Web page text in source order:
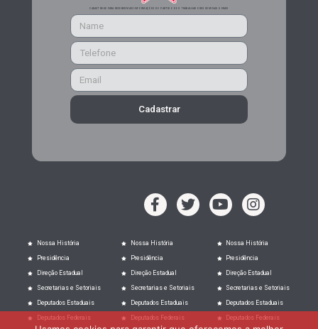
CADASTRE-SE PARA RECEBER MAIS INFORMAÇÕES DO PARTIDO DOS TRABALHADORES DE MINAS GERAIS
Cadastrar
Nossa História
Presidência
Direção Estadual
Secretarias e Setoriais
Deputados Estaduais
Deputados Federais
Nossa História
Presidência
Direção Estadual
Secretarias e Setoriais
Deputados Estaduais
Deputados Federais
Nossa História
Presidência
Direção Estadual
Secretarias e Setoriais
Deputados Estaduais
Deputados Federais